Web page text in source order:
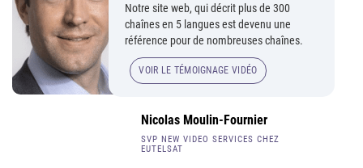
Notre site web, qui décrit plus de 300
chaînes en 5 langues est devenu une
référence pour de nombreuses chaînes.
VOIR LE TÉMOIGNAGE VIDÉO
Nicolas Moulin-Fournier
SVP NEW VIDEO SERVICES CHEZ
EUTELSAT